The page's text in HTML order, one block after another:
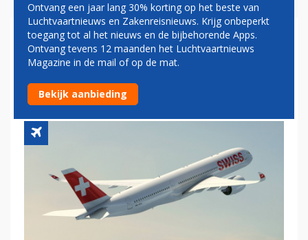
SWISS VERDUBBELT
TOEKOMSTIGE AIRBUS A350-
VLOOT
Ontvang een jaar lang 30% korting op het beste van
Luchtvaartnieuws en Zakenreisnieuws. Krijg onbeperkt
toegang tot al het nieuws en de bijbehorende Apps.
Ontvang tevens 12 maanden het Luchtvaartnieuws
Magazine in de mail of op de mat.
Bekijk aanbieding